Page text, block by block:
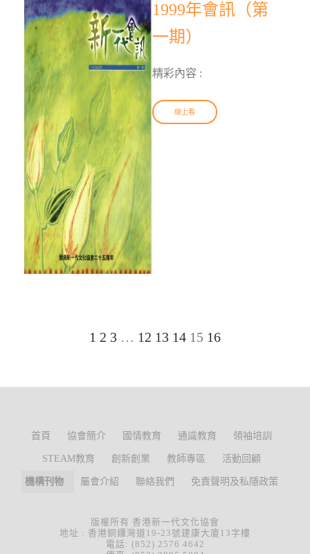
1999年會訊（第
一期）
精彩內容 :
線上看
1 2 3 … 12 13 14 15 16
首頁 協會簡介 國情教育 通識教育 領袖培訓
STEAM教育 創新創業 教師專區 活動回顧
機構刊物 屬會介紹 聯絡我們 免責聲明及私隱政策
版權所有 香港新一代文化協會
地址 : 香港銅鑼灣道19-23號建康大廈13字樓
電話: (852) 2576 4642